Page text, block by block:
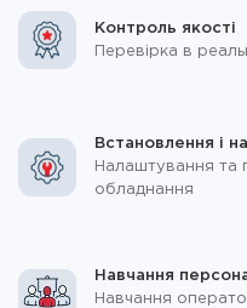
Контроль якості
Перевірка в
Встановлення і
Налаштування та
обладнання
Навчання
Навчання